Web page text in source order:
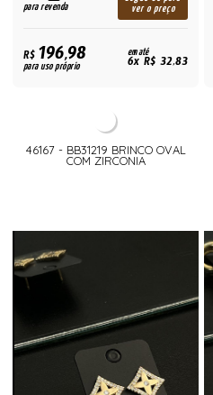
para revenda
ver o preço
R$196,98
para uso próprio
em até
6x R$ 32,83
46167 - BB31219 BRINCO OVAL
COM ZIRCONIA